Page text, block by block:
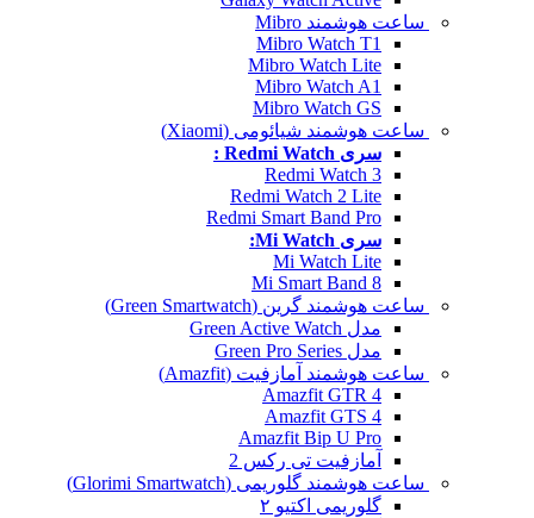
ساعت هوشمند Mibro
Mibro Watch T1
Mibro Watch Lite
Mibro Watch A1
Mibro Watch GS
ساعت هوشمند شیائومی (Xiaomi)
سری Redmi Watch :
Redmi Watch 3
Redmi Watch 2 Lite
Redmi Smart Band Pro
سری Mi Watch:
Mi Watch Lite
Mi Smart Band 8
ساعت هوشمند گرین (Green Smartwatch)
مدل Green Active Watch
مدل Green Pro Series
ساعت هوشمند آمازفیت (Amazfit)
Amazfit GTR 4
Amazfit GTS 4
Amazfit Bip U Pro
آمازفیت تی رکس 2
ساعت هوشمند گلوریمی (Glorimi Smartwatch)
گلوریمی اکتیو ۲